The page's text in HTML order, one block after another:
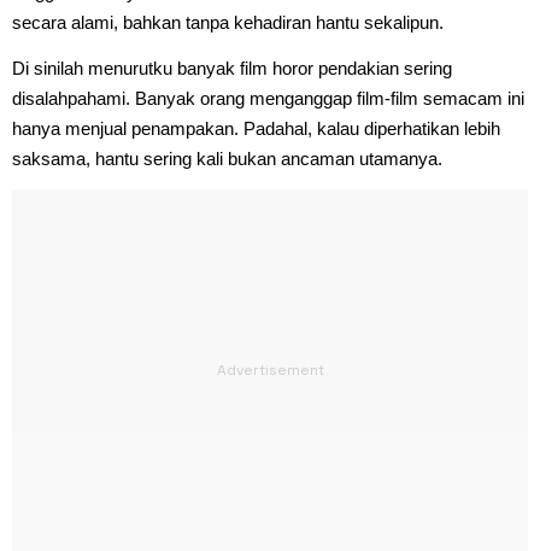
secara alami, bahkan tanpa kehadiran hantu sekalipun.
Di sinilah menurutku banyak film horor pendakian sering
disalahpahami. Banyak orang menganggap film-film semacam ini
hanya menjual penampakan. Padahal, kalau diperhatikan lebih
saksama, hantu sering kali bukan ancaman utamanya.